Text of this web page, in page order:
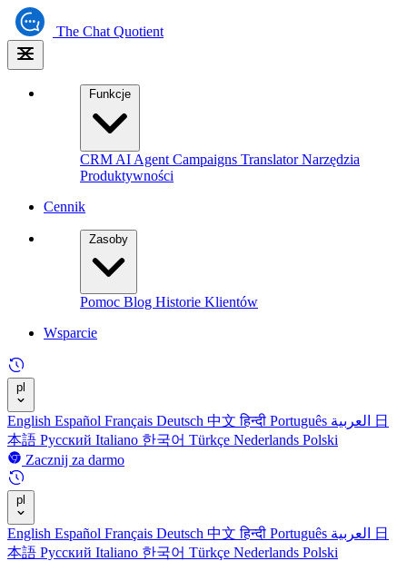
The Chat Quotient
Funkcje
CRM AI Agent Campaigns TranslatorNarzędzia
Produktywności
Cennik
Zasoby
Pomoc Blog Historie Klientów
Wsparcie
pl
English Español Français Deutsch 中文हिन्दी Português
日
本語 Русский Italiano 한국어 Türkçe Nederlands Polski
Zacznij za darmo
pl
English Español Français Deutsch 中文हिन्दी Português
日
本語 Русский Italiano 한국어 Türkçe Nederlands Polski